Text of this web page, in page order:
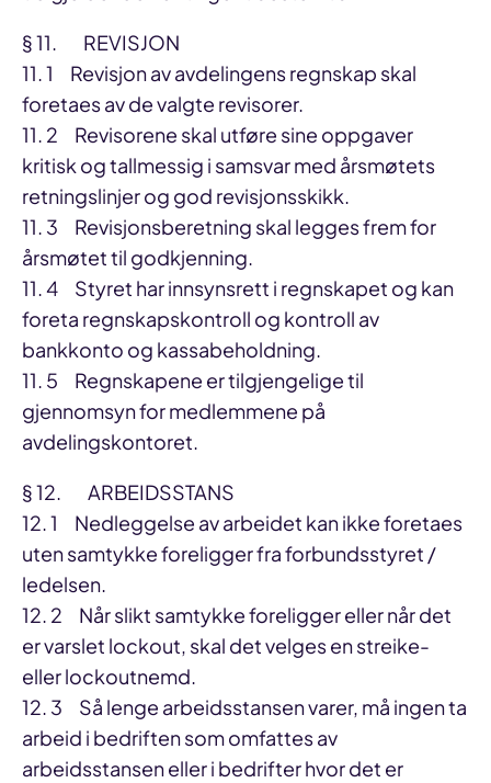
§ 11. REVISJON
11. 1 Revisjon av avdelingens regnskap skal
foretaes av de valgte revisorer.
11. 2 Revisorene skal utføre sine oppgaver
kritisk og tallmessig i samsvar med årsmøtets
retningslinjer og god revisjonsskikk.
11. 3 Revisjonsberetning skal legges frem for
årsmøtet til godkjenning.
11. 4 Styret har innsynsrett i regnskapet og kan
foreta regnskapskontroll og kontroll av
bankkonto og kassabeholdning.
11. 5 Regnskapene er tilgjengelige til
gjennomsyn for medlemmene på
avdelingskontoret.
§ 12. ARBEIDSSTANS
12. 1 Nedleggelse av arbeidet kan ikke foretaes
uten samtykke foreligger fra forbundsstyret /
ledelsen.
12. 2 Når slikt samtykke foreligger eller når det
er varslet lockout, skal det velges en streike-
eller lockoutnemd.
12. 3 Så lenge arbeidsstansen varer, må ingen ta
arbeid i bedriften som omfattes av
arbeidsstansen eller i bedrifter hvor det er